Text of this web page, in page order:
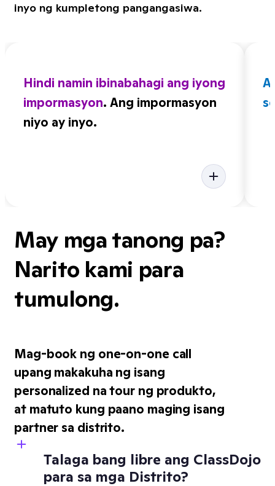
inyo ng kumpletong pangangasiwa.
Hindi namin ibinabahagi ang iyong
impormasyon. Ang impormasyon
niyo ay inyo.
May mga tanong pa?
Narito kami para
tumulong.
Mag-book ng one-on-one call
upang makakuha ng isang
personalized na tour ng produkto,
at matuto kung paano maging isang
partner sa distrito.
Talaga bang libre ang ClassDojo
para sa mga Distrito?